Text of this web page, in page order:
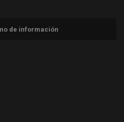
de información